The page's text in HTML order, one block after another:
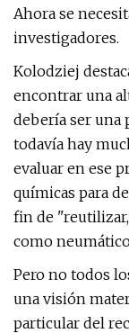
Ahora se
investigadores.
Kolodziej
encontrar una
debería ser una
todavía hay
evaluar en ese
químicas para
fin de
como
Pero no todos
una visión
particular del